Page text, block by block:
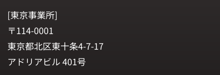
[東京事業所]
〒114-0001
東京都北区東十条4-7-17
アドリアビル 401号